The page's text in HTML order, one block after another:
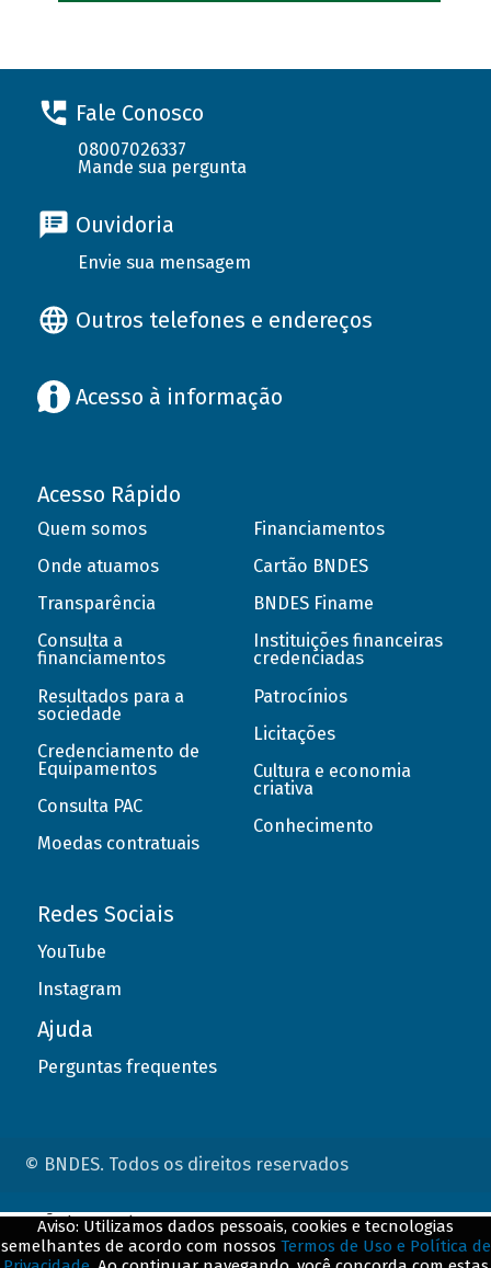
Fale Conosco
08007026337
Mande sua pergunta
Ouvidoria
Envie sua mensagem
Outros telefones e endereços
Acesso à informação
Acesso Rápido
Quem somos
Onde atuamos
Transparência
Consulta a
financiamentos
Resultados para a
sociedade
Credenciamento de
Equipamentos
Consulta PAC
Moedas contratuais
Financiamentos
Cartão BNDES
BNDES Finame
Instituições financeiras
credenciadas
Patrocínios
Licitações
Cultura e economia
criativa
Conhecimento
Redes Sociais
YouTube
Instagram
Ajuda
Perguntas frequentes
© BNDES. Todos os direitos reservados
Aviso: Utilizamos dados pessoais, cookies e tecnologias
semelhantes de acordo com nossos Termos de Uso e Política de
ConteÃºdo complementar
${title}${badge}